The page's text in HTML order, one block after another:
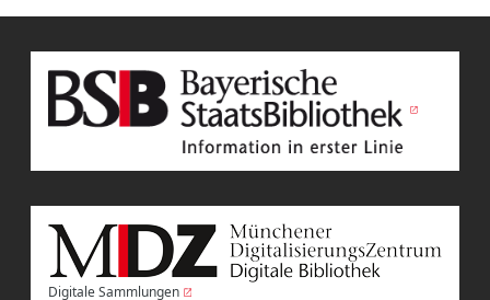
Digitale Sammlungen